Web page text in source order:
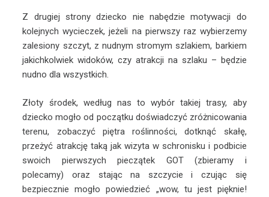
Z drugiej strony dziecko nie nabędzie motywacji do
kolejnych wycieczek, jeżeli na pierwszy raz wybierzemy
zalesiony szczyt, z nudnym stromym szlakiem, barkiem
jakichkolwiek widoków, czy atrakcji na szlaku – będzie
nudno dla wszystkich.
Złoty środek, według nas to wybór takiej trasy, aby
dziecko mogło od początku doświadczyć zróżnicowania
terenu, zobaczyć piętra roślinności, dotknąć skałę,
przeżyć atrakcję taką jak wizyta w schronisku i podbicie
swoich pierwszych pieczątek GOT (zbieramy i
polecamy) oraz stając na szczycie i czując się
bezpiecznie mogło powiedzieć „wow, tu jest pięknie!